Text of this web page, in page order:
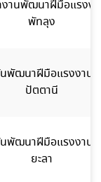
านพัฒนาฝีมือแรงง
พัทลุง
พัฒนาฝีมือแรงงาน
ปัตตานี
พัฒนาฝีมือแรงงาน
ยะลา